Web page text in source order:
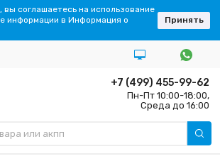
+7 (499) 455-99-62
Пн-Пт 10:00-18:00,
Среда до 16:00
вы соглашаетесь на использование
информации в Информация о
Принять